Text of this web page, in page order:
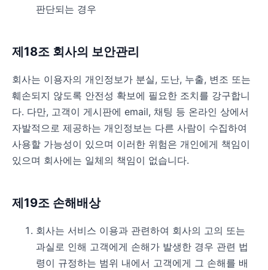
판단되는 경우
제18조 회사의 보안관리
회사는 이용자의 개인정보가 분실, 도난, 누출, 변조 또는
훼손되지 않도록 안전성 확보에 필요한 조치를 강구합니
다. 다만, 고객이 게시판에 email, 채팅 등 온라인 상에서
자발적으로 제공하는 개인정보는 다른 사람이 수집하여
사용할 가능성이 있으며 이러한 위험은 개인에게 책임이
있으며 회사에는 일체의 책임이 없습니다.
제19조 손해배상
회사는 서비스 이용과 관련하여 회사의 고의 또는
과실로 인해 고객에게 손해가 발생한 경우 관련 법
령이 규정하는 범위 내에서 고객에게 그 손해를 배